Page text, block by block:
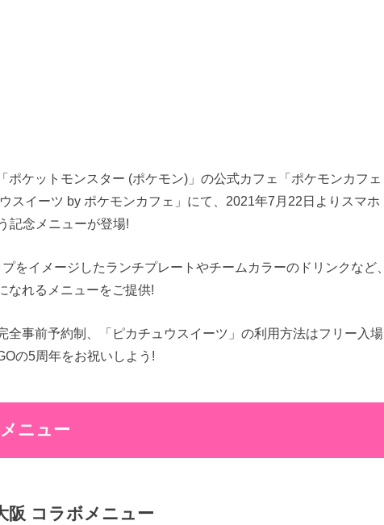
ポケットモンスター (ポケモン)」の公式カフェ「ポケモンカフェ
スイーツ by ポケモンカフェ」にて、2021年7月22日よりスマホ
記念メニューが登場!
をイメージしたランチプレートやチームカラーのドリンクなど、
なれるメニューをご提供!
全事前予約制、「ピカチュウスイーツ」の利用方法はフリー入場
の5周年をお祝いしよう!
ニュー
阪 コラボメニュー